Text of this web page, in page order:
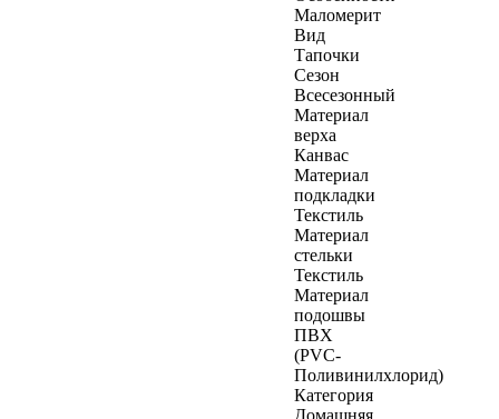
Маломерит
Вид
Тапочки
Сезон
Всесезонный
Материал
верха
Канвас
Материал
подкладки
Текстиль
Материал
стельки
Текстиль
Материал
подошвы
ПВХ
(PVC-
Поливинилхлорид)
Категория
Домашняя